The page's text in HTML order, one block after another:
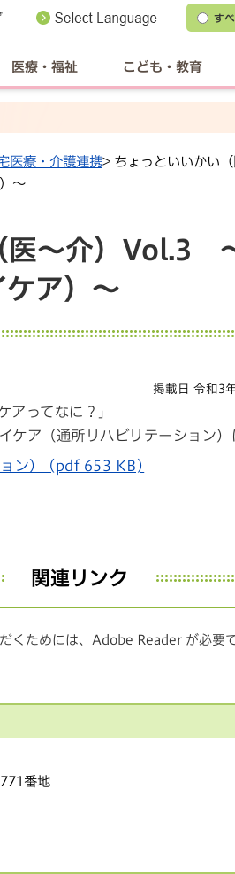
す
医療・福祉 こども・教育
医療・介護連携> ちょっといいかい（
～
医～介）Vol.3
ケア）～
掲載日 令和3
アってなに？」
ケア（通所リハビリテーション）
ョン） (pdf 653 KB)
関連リンク
くためには、Adobe Reader が必要
番地